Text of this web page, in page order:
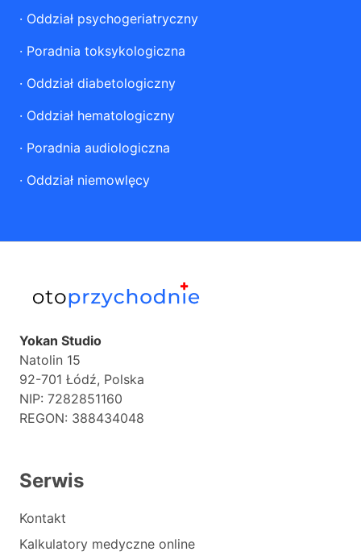
· Oddział psychogeriatryczny
· Poradnia toksykologiczna
· Oddział diabetologiczny
· Oddział hematologiczny
· Poradnia audiologiczna
· Oddział niemowlęcy
Yokan Studio
Natolin 15
92-701 Łódź, Polska
NIP: 7282851160
REGON: 388434048
Serwis
Kontakt
Kalkulatory medyczne online